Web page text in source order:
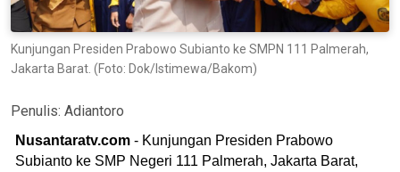
Kunjungan Presiden Prabowo Subianto ke SMPN 111 Palmerah,
Jakarta Barat. (Foto: Dok/Istimewa/Bakom)
Penulis: Adiantoro
Nusantaratv.com - Kunjungan Presiden Prabowo
Subianto ke SMP Negeri 111 Palmerah, Jakarta Barat,